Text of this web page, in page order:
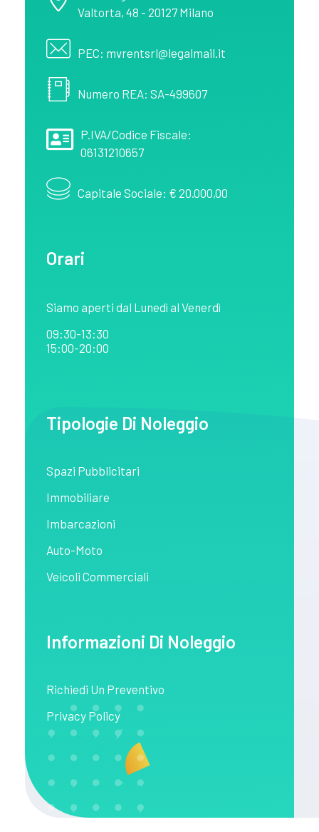
Valtorta, 48 - 20127 Milano
PEC: mvrentsrl@legalmail.it
Numero REA: SA-499607
P.IVA/Codice Fiscale:
06131210657
Capitale Sociale: € 20.000,00
Orari
Siamo aperti dal Lunedì al Venerdì
09:30-13:30
15:00-20:00
Tipologie Di Noleggio
Spazi Pubblicitari
Immobiliare
Imbarcazioni
Auto-Moto
Veicoli Commerciali
Informazioni Di Noleggio
Richiedi Un Preventivo
Privacy Policy